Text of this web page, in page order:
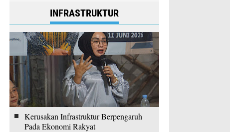
INFRASTRUKTUR
Kerusakan Infrastruktur Berpengaruh
Pada Ekonomi Rakyat